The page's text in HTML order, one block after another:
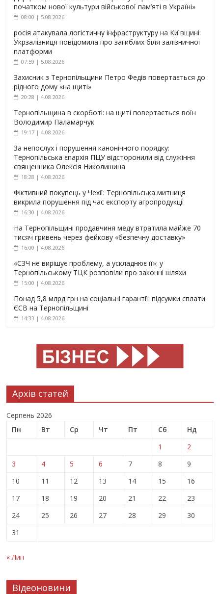
початком нової культури військової пам’яті в Україні»
08:00 | 5.08.2026
росія атакувала логістичну інфраструктуру на Київщині:
Укрзалізниця повідомила про загиблих біля залізничної
платформи
07:59 | 5.08.2026
Захисник з Тернопільщини Петро Федів повертається до
рідного дому «на щиті»
20:28 | 4.08.2026
Тернопільщина в скорботі: на щиті повертається воїн
Володимир Паламарчук
19:17 | 4.08.2026
За непослух і порушення канонічного порядку:
Тернопільська єпархія ПЦУ відсторонили від служіння
священника Олексія Николишина
18:28 | 4.08.2026
Фіктивний покупець у Чехії: Тернопільська митниця
викрила порушення під час експорту агропродукції
16:30 | 4.08.2026
На Тернопільщині продавчиня меду втратила майже 70
тисяч гривень через фейкову «безпечну доставку»
16:00 | 4.08.2026
«СЗЧ не вирішує проблему, а ускладнює її»: у
Тернопільському ТЦК розповіли про законні шляхи
15:00 | 4.08.2026
Понад 5,8 млрд грн на соціальні гарантії: підсумки сплати
ЄСВ на Тернопільщині
14:33 | 4.08.2026
Архів статей
Серпень 2026
Пн
Вт Ср Чт Пт Сб
Нд
1
2
3
4 5 6 7 8
9
10
11 12 13 14 15
16
17
18 19 20 21 22
23
24
25 26 27 28 29
30
31
« Лип
Відеоновини